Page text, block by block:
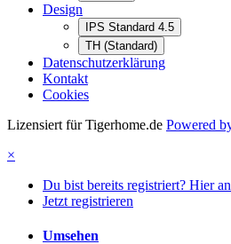
Design
IPS Standard 4.5
TH (Standard)
Datenschutzerklärung
Kontakt
Cookies
Lizensiert für Tigerhome.de Powered
×
Du bist bereits registriert? Hier
Jetzt registrieren
Umsehen